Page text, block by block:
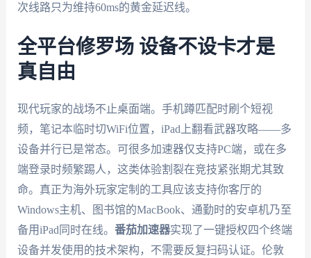
次线路只为维持60ms的黄金延迟线。
全平台修罗场 设备不设卡才是
真自由
现代玩家的战场不止桌面端。手机蹲匹配时刷个短视
频，笔记本临时切WiFi位置，iPad上翻看武器攻略——多
设备并行已是常态。可很多加速器仅支持PC端，或在多
端登录时频繁踢人，这类体验割裂在竞技紧张期尤其致
命。真正为海外玩家定制的工具应该支持你客厅的
Windows主机、图书馆的MacBook、通勤时的安卓机乃至
备用iPad同时在线。 番茄加速器实现了一键授权四个终端
设备并发使用的技术架构，不需要反复扫码认证。伦敦